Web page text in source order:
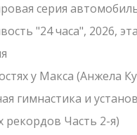
серия
"24 часа", 2026,
у Макса (Анжела
гимнастика и
рекордов Часть 2-я)